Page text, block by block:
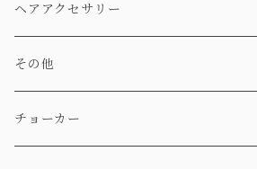
ヘアアクセサリー
その他
チョーカー